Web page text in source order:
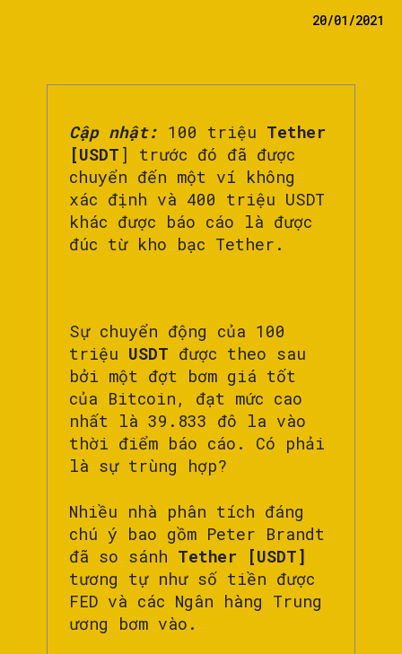
20/01/2021
Cập nhật: 100 triệu Tether
[USDT ] trước đó đã được
chuyển đến một ví không
xác định và 400 triệu USDT
khác được báo cáo là được
đúc từ kho bạc Tether.
Sự chuyển động của 100
triệu USDT được theo sau
bởi một đợt bơm giá tốt
của Bitcoin, đạt mức cao
nhất là 39.833 đô la vào
thời điểm báo cáo. Có phải
là sự trùng hợp?
Nhiều nhà phân tích đáng
chú ý bao gồm Peter Brandt
đã so sánh Tether [USDT]
tương tự như số tiền được
FED và các Ngân hàng Trung
ương bơm vào.